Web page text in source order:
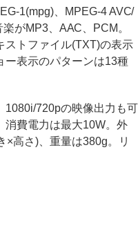
1(mpg)、MPEG-4 AVC/
がMP3、AAC、PCM。
ストファイル(TXT)の表示
ー表示のパターンは13種
720pの映像出力も可
消費電力は最大10W。外
×高さ)、重量は380g。リ